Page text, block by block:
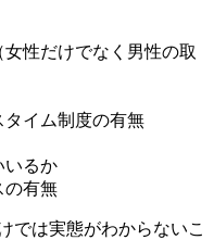
性だけでなく男性の取
タイム制度の有無
いるか
の有無
では実態がわからないこ